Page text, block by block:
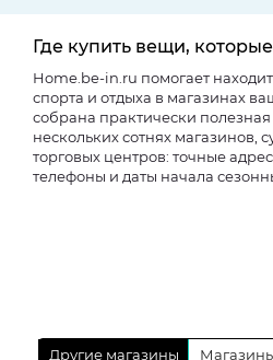
Где купить вещи,
Home.be-in.ru помогает
спорта и отдыха в магазинах
собрана практически
нескольких сотнях магазинов,
торговых центров: точные
телефоны и даты начала
Другие магазины